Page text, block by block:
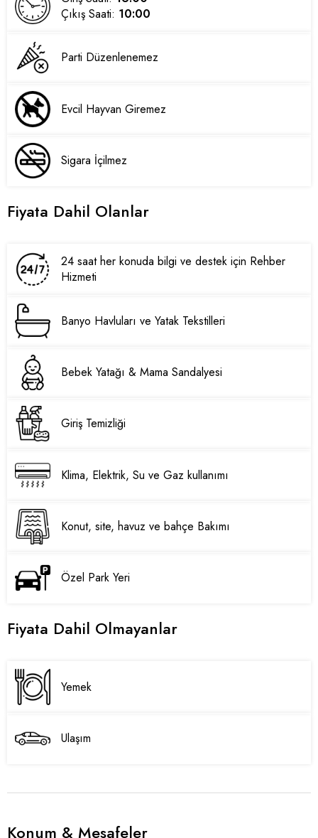
Çıkış Saati: 10:00
Parti Düzenlenemez
Evcil Hayvan Giremez
Sigara İçilmez
Fiyata Dahil Olanlar
24 saat her konuda bilgi ve destek için Rehber
Hizmeti
Banyo Havluları ve Yatak Tekstilleri
Bebek Yatağı & Mama Sandalyesi
Giriş Temizliği
Klima, Elektrik, Su ve Gaz kullanımı
Konut, site, havuz ve bahçe Bakımı
Özel Park Yeri
Fiyata Dahil Olmayanlar
Yemek
Ulaşım
Konum & Mesafeler